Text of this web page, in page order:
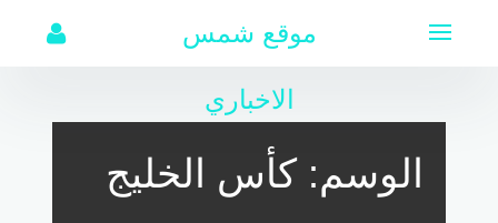
موقع شمس
الاخباري
الوسم:كأس الخليج